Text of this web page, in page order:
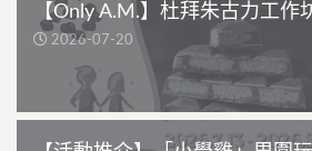
【Only A.M.】杜拜朱古力工作
2026-07-20